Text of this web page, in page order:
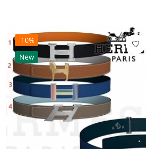
-10%
New